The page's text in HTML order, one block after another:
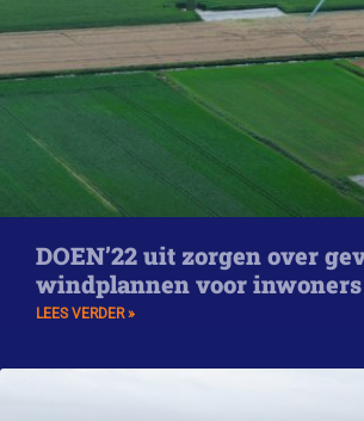
DOEN’22 uit zorgen over
windplannen voor inwoners
LEES VERDER »